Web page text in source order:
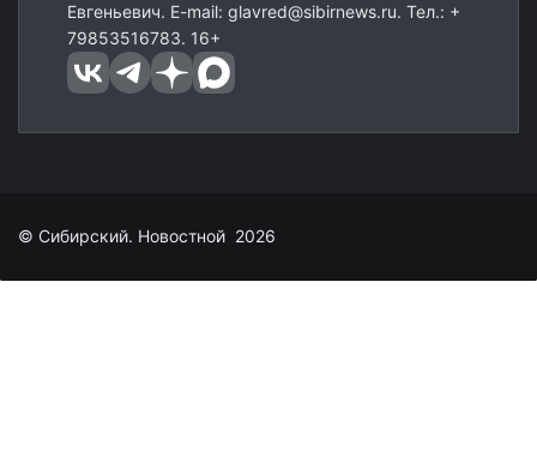
Евгеньевич. E-mail: glavred@sibirnews.ru. Тел.: +
79853516783. 16+
© Сибирский. Новостной 2026